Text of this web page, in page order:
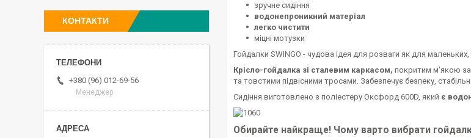
зручне сидіння
водонепроникний матеріал
легко чистити
міцні мотузки
Гойдалки SWINGO - чудова ідея для розваги як для
Крісло-гойдалка зі сталевим каркасом, покритим м'якою
та товстими підвісними тросами. Забезпечує безпеку,
Сидіння виготовлено з поліестеру Оксфорд 600D, який є
Обирайте найкраще! Чому варто вибрати
КОНТАКТИ
+380 (96) 012-69-56
Менеджер